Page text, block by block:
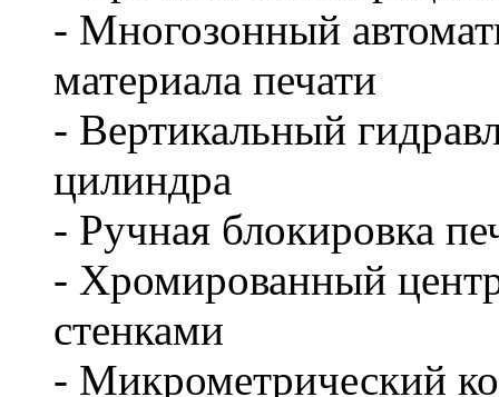
- Многозонный
материала печати
- Вертикальный
цилиндра
- Ручная блокировка
- Хромированный
стенками
- Микрометрический